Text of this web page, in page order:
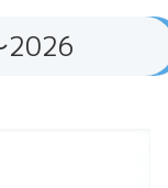
2026